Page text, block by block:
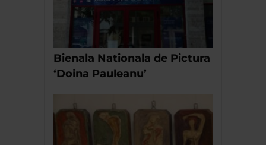
Bienala Nationala de Pictura
‘Doina Pauleanu’